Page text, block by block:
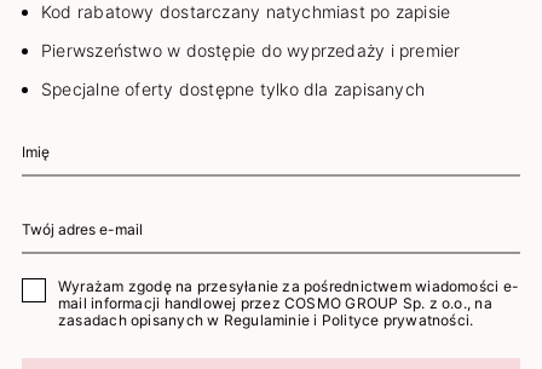
Kod rabatowy dostarczany natychmiast po zapisie
Pierwszeństwo w dostępie do wyprzedaży i premier
Specjalne oferty dostępne tylko dla zapisanych
Wyrażam zgodę na przesyłanie za pośrednictwem wiadomości e-
mail informacji handlowej przez COSMO GROUP Sp. z o.o., na
zasadach opisanych w Regulaminie i Polityce prywatności.